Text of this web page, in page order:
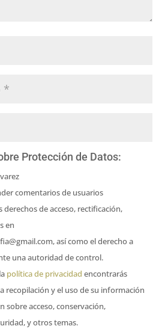
Protección de Datos:
comentarios de usuarios
derechos de acceso, rectificación,
en
así como el derecho a
una autoridad de control.
política de privacidad encontrarás
recopilación y el uso de su información
sobre acceso, conservación,
y otros temas.